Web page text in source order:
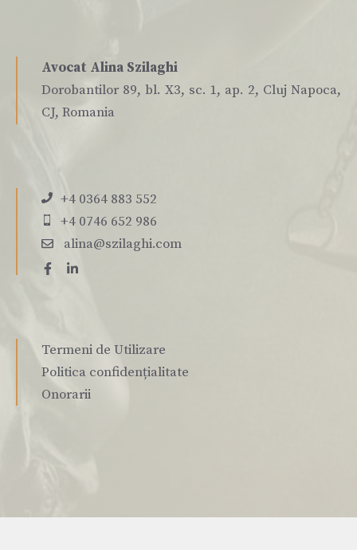
Avocat Alina Szilaghi
Dorobantilor 89, bl. X3, sc. 1, ap. 2, Cluj Napoca,
CJ, Romania
+4 0364 883 552
+4 0746 652 986
alina@szilaghi.com
Termeni de Utilizare
Politica confidențialitate
Onorarii